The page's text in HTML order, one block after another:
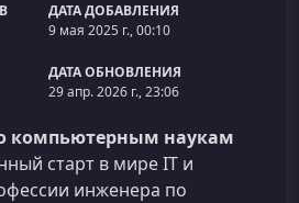
ДАТА ДОБАВЛЕНИЯ
9 мая 2025 г., 00:10
ДАТА ОБНОВЛЕНИЯ
29 апр. 2026 г., 23:06
компьютерным наукам
старт в мире IT и
инженера по